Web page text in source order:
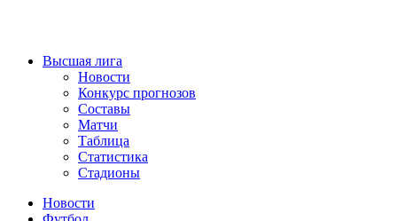
Высшая лига
Новости
Конкурс прогнозов
Составы
Матчи
Таблица
Статистика
Стадионы
Новости